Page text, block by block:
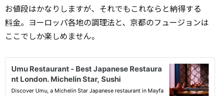
お値段はかなりしますが、それでもこれならと納得する
料金。ヨーロッパ各地の調理法と、京都のフュージョンは
ここでしか楽しめません。